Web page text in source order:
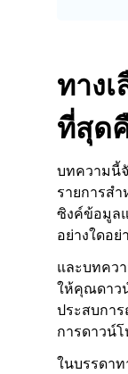
ทาง
ที่สุด
บทความนี้จั
รายการส
ซิงค์ข้อมูล
อย่างใดอ
และบทคว
ให้คุณดาว
ประสบกา
การดาวน์โ
ในบรรดาท